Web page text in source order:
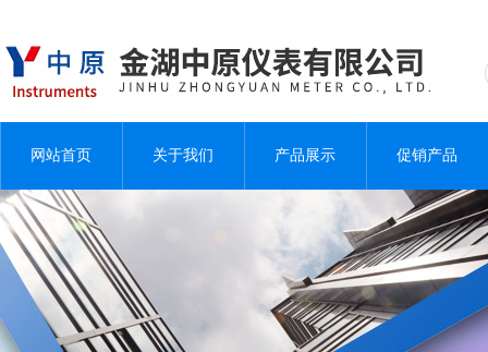
网站首页 关于我们 产品展示 促销产品